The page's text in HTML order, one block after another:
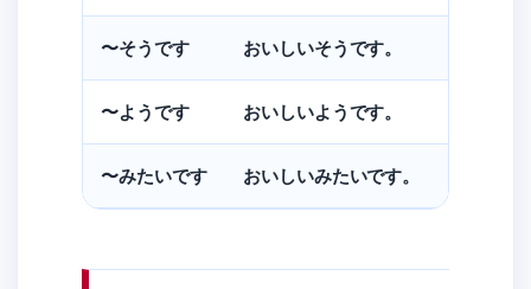
〜そうです おいしいそうです。
〜ようです おいしいようです。
〜みたいです おいしいみたいです。